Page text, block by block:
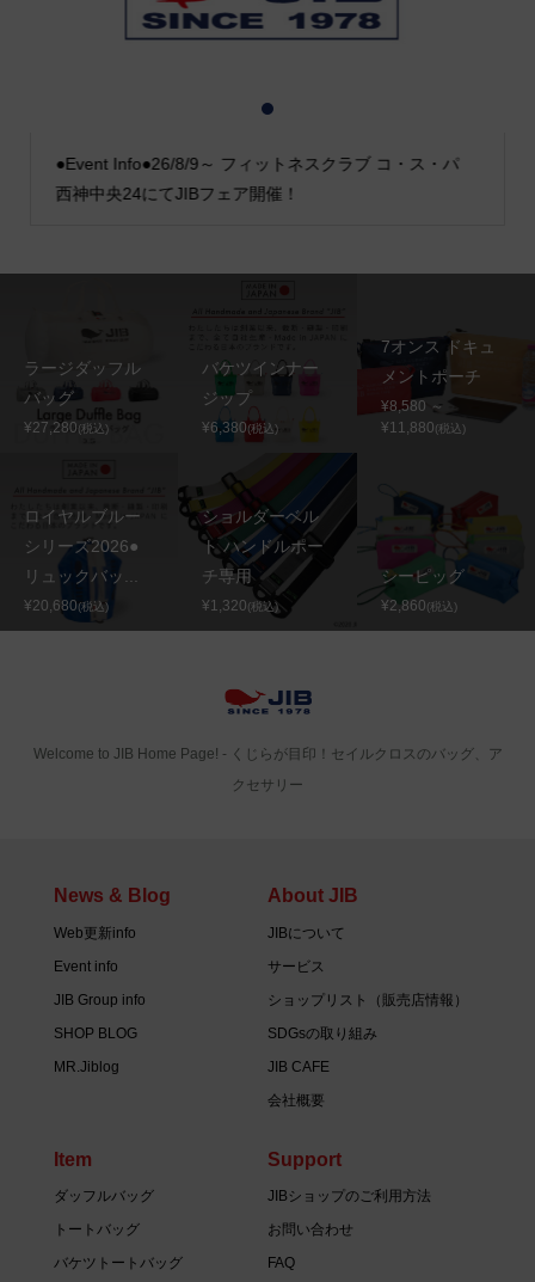
●Event Info●26/8/9～ フィットネスクラブ コ・ス・パ
西神中央24にてJIBフェア開催！
2
ラージダッフル
バッグ
¥27,280(税込)
バケツインナー
ジップ
¥6,380(税込)
7オンス ドキュ
メントポーチ
¥8,580 ～
¥11,880(税込)
ロイヤルブルー
シリーズ2026●
リュックバッ...
¥20,680(税込)
ショルダーベル
ト ハンドルポー
チ専用
¥1,320(税込)
シーピッグ
¥2,860(税込)
Welcome to JIB Home Page! ‐ くじらが目印！セイルクロスのバッグ、ア
クセサリー
News & Blog
Web更新info
Event info
JIB Group info
SHOP BLOG
MR.Jiblog
About JIB
JIBについて
サービス
ショップリスト（販売店情報）
SDGsの取り組み
JIB CAFE
会社概要
Item
ダッフルバッグ
トートバッグ
バケツトートバッグ
Support
JIBショップのご利用方法
お問い合わせ
FAQ